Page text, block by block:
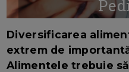
Diversificarea
extrem de
Alimentele trebuie